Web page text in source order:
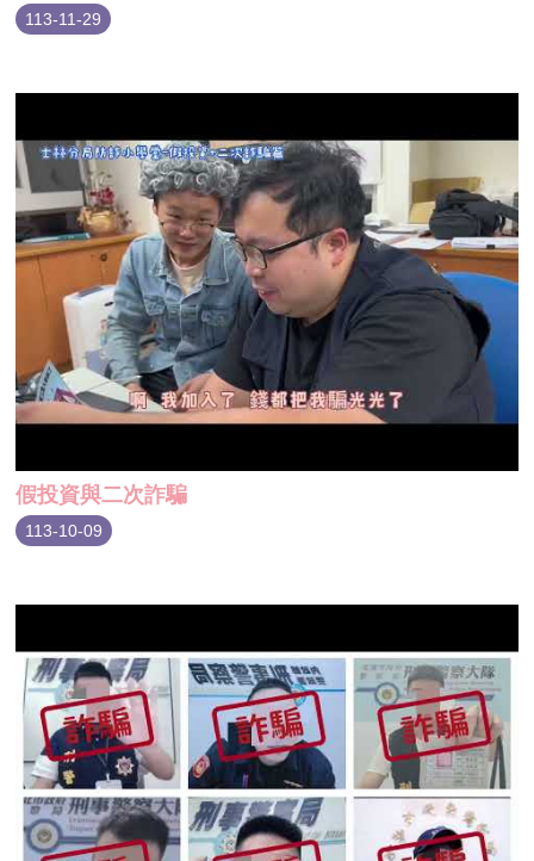
113-11-29
假投資與二次詐騙
113-10-09